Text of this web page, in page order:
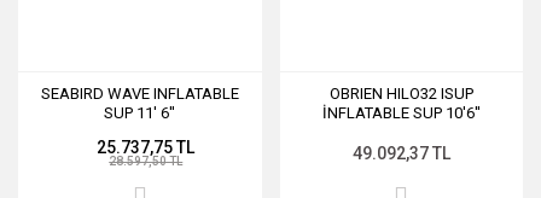
SEABIRD WAVE INFLATABLE
SUP 11' 6''
25.737,75 TL
28.597,50 TL
OBRIEN HILO32 ISUP
İNFLATABLE SUP 10'6''
49.092,37 TL